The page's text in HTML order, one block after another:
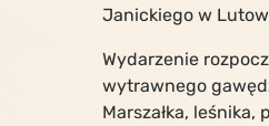
Janickiego w
Wydarzenie
wytrawnego
Marszałka, leśnika,